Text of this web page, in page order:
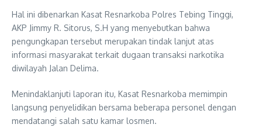
Hal ini dibenarkan Kasat Resnarkoba Polres Tebing Tinggi,
AKP Jimmy R. Sitorus, S.H yang menyebutkan bahwa
pengungkapan tersebut merupakan tindak lanjut atas
informasi masyarakat terkait dugaan transaksi narkotika
diwilayah Jalan Delima.
Menindaklanjuti laporan itu, Kasat Resnarkoba memimpin
langsung penyelidikan bersama beberapa personel dengan
mendatangi salah satu kamar losmen.